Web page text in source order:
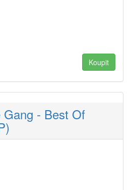
- Best Of